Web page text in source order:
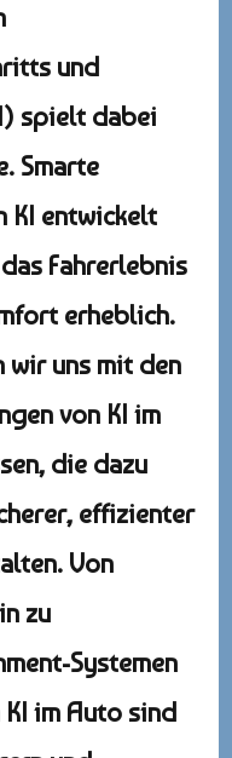
und
spielt dabei
Smarte
KI entwickelt
Fahrerlebnis
erheblich.
wir uns mit den
von KI im
die dazu
effizienter
Von
zu
Systemen
im Auto sind